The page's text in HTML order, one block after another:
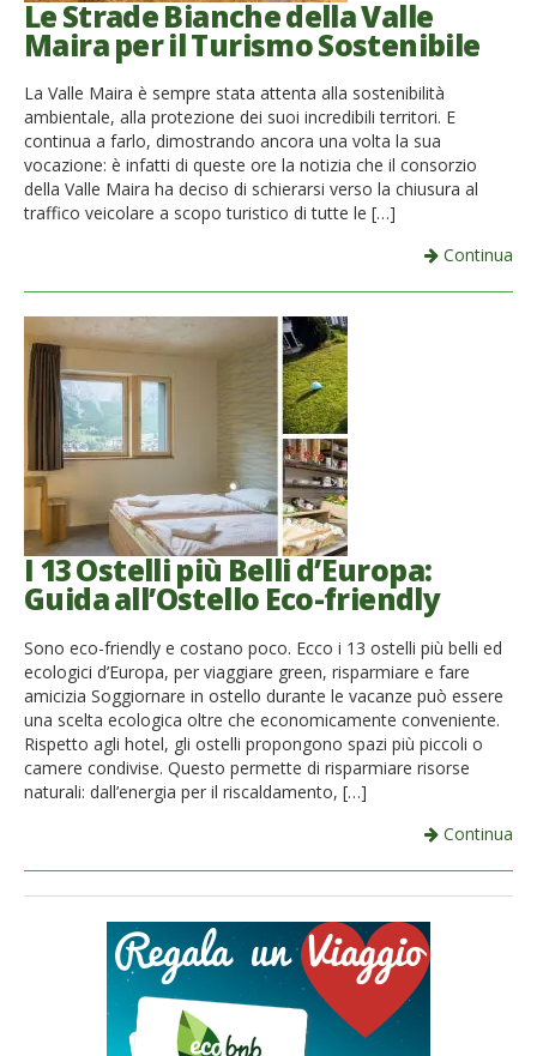
Spanish
French
Italiano
Le Strade Bianche della Valle
Maira per il Turismo Sostenibile
La Valle Maira è sempre stata attenta alla sostenibilità
ambientale, alla protezione dei suoi incredibili territori. E
continua a farlo, dimostrando ancora una volta la sua
vocazione: è infatti di queste ore la notizia che il consorzio
della Valle Maira ha deciso di schierarsi verso la chiusura al
traffico veicolare a scopo turistico di tutte le […]
Continua
I 13 Ostelli più Belli d’Europa:
Guida all’Ostello Eco-friendly
Sono eco-friendly e costano poco. Ecco i 13 ostelli più belli ed
ecologici d’Europa, per viaggiare green, risparmiare e fare
amicizia Soggiornare in ostello durante le vacanze può essere
una scelta ecologica oltre che economicamente conveniente.
Rispetto agli hotel, gli ostelli propongono spazi più piccoli o
camere condivise. Questo permette di risparmiare risorse
naturali: dall’energia per il riscaldamento, […]
Continua